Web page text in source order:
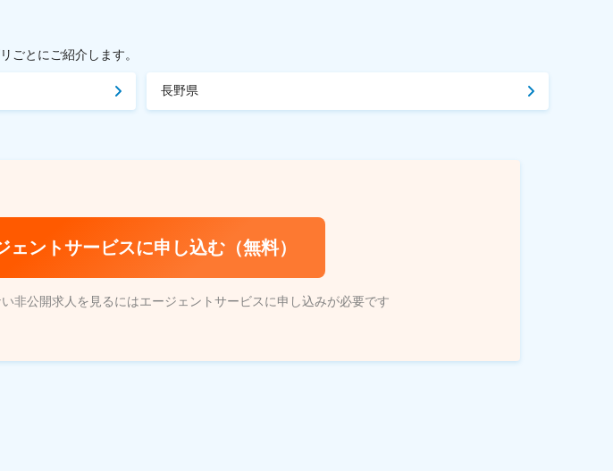
ごとにご紹介します。
長野県
ェントサービスに申し込む（無料）
非公開求人を見るにはエージェントサービスに申し込みが必要です